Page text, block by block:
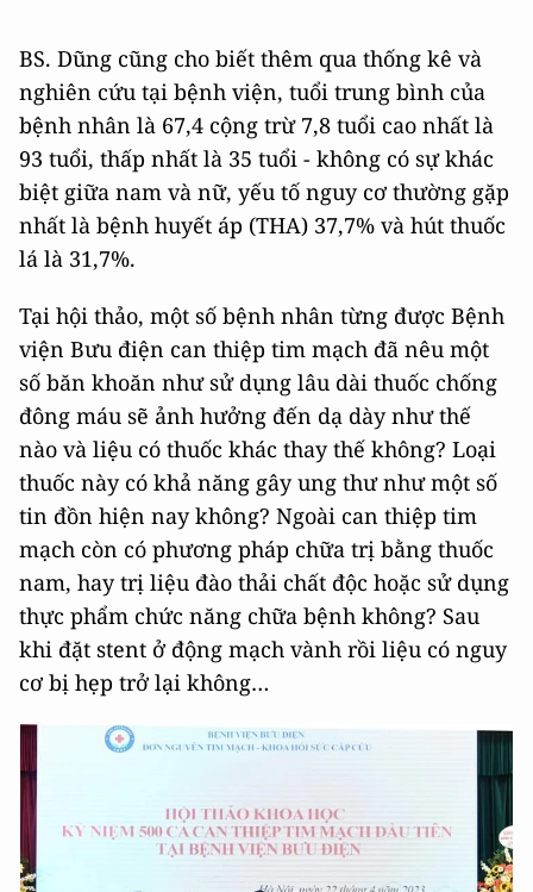
BS. Dũng cũng cho biết thêm qua thống kê và
nghiên cứu tại bệnh viện, tuổi trung bình của
bệnh nhân là 67,4 cộng trừ 7,8 tuổi cao nhất là
93 tuổi, thấp nhất là 35 tuổi - không có sự khác
biệt giữa nam và nữ, yếu tố nguy cơ thường gặp
nhất là bệnh huyết áp (THA) 37,7% và hút thuốc
lá là 31,7%.
Tại hội thảo, một số bệnh nhân từng được Bệnh
viện Bưu điện can thiệp tim mạch đã nêu một
số băn khoăn như sử dụng lâu dài thuốc chống
đông máu sẽ ảnh hưởng đến dạ dày như thế
nào và liệu có thuốc khác thay thế không? Loại
thuốc này có khả năng gây ung thư như một số
tin đồn hiện nay không? Ngoài can thiệp tim
mạch còn có phương pháp chữa trị bằng thuốc
nam, hay trị liệu đào thải chất độc hoặc sử dụng
thực phẩm chức năng chữa bệnh không? Sau
khi đặt stent ở động mạch vành rồi liệu có nguy
cơ bị hẹp trở lại không…